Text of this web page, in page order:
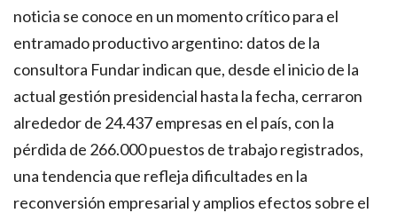
noticia se conoce en un momento crítico para el
entramado productivo argentino: datos de la
consultora Fundar indican que, desde el inicio de la
actual gestión presidencial hasta la fecha, cerraron
alrededor de 24.437 empresas en el país, con la
pérdida de 266.000 puestos de trabajo registrados,
una tendencia que refleja dificultades en la
reconversión empresarial y amplios efectos sobre el